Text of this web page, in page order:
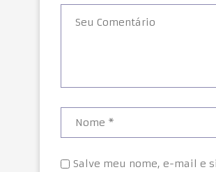
Salve meu nome, e-mail e